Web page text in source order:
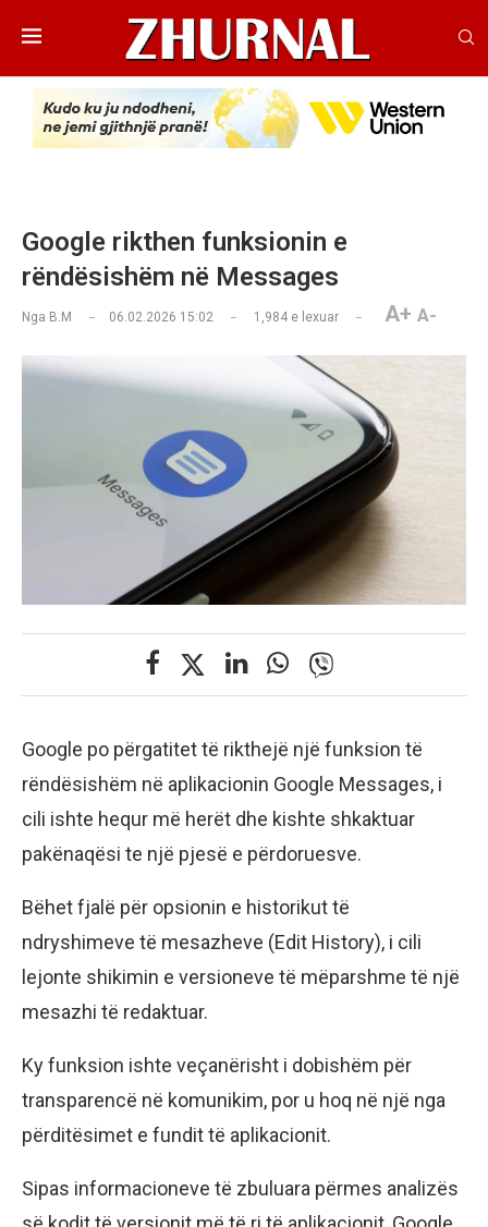
Google rikthen funksionin e
rëndësishëm në Messages
Nga B.M 06.02.2026 15:02 1,984 e lexuar A+ A-
Google po përgatitet të rikthejë një funksion të
rëndësishëm në aplikacionin Google Messages, i
cili ishte hequr më herët dhe kishte shkaktuar
pakënaqësi te një pjesë e përdoruesve.
Bëhet fjalë për opsionin e historikut të
ndryshimeve të mesazheve (Edit History), i cili
lejonte shikimin e versioneve të mëparshme të një
mesazhi të redaktuar.
Ky funksion ishte veçanërisht i dobishëm për
transparencë në komunikim, por u hoq në një nga
përditësimet e fundit të aplikacionit.
Sipas informacioneve të zbuluara përmes analizës